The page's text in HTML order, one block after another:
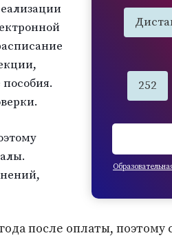
252
после оплаты, поэтому